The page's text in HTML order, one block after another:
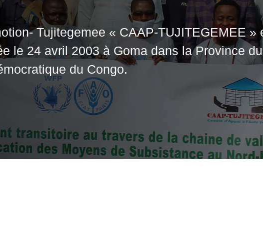
Tujitegemee « CAAP-TUJITEGEMEE »
le 24 avril 2003 à Goma dans la Province
du Congo.